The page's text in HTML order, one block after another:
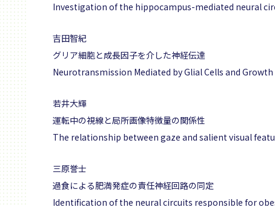
Investigation of the hippocampus-mediated neural
吉田智紀
グリア細胞と成長因子を介した神経伝達
Neurotransmission Mediated by Glial Cells and
若井大輝
運転中の視線と局所画像特徴量の関係性
The relationship between gaze and salient visual
三原誉士
過食による肥満発症の責任神経回路の同定
Identification of the neural circuits responsible for